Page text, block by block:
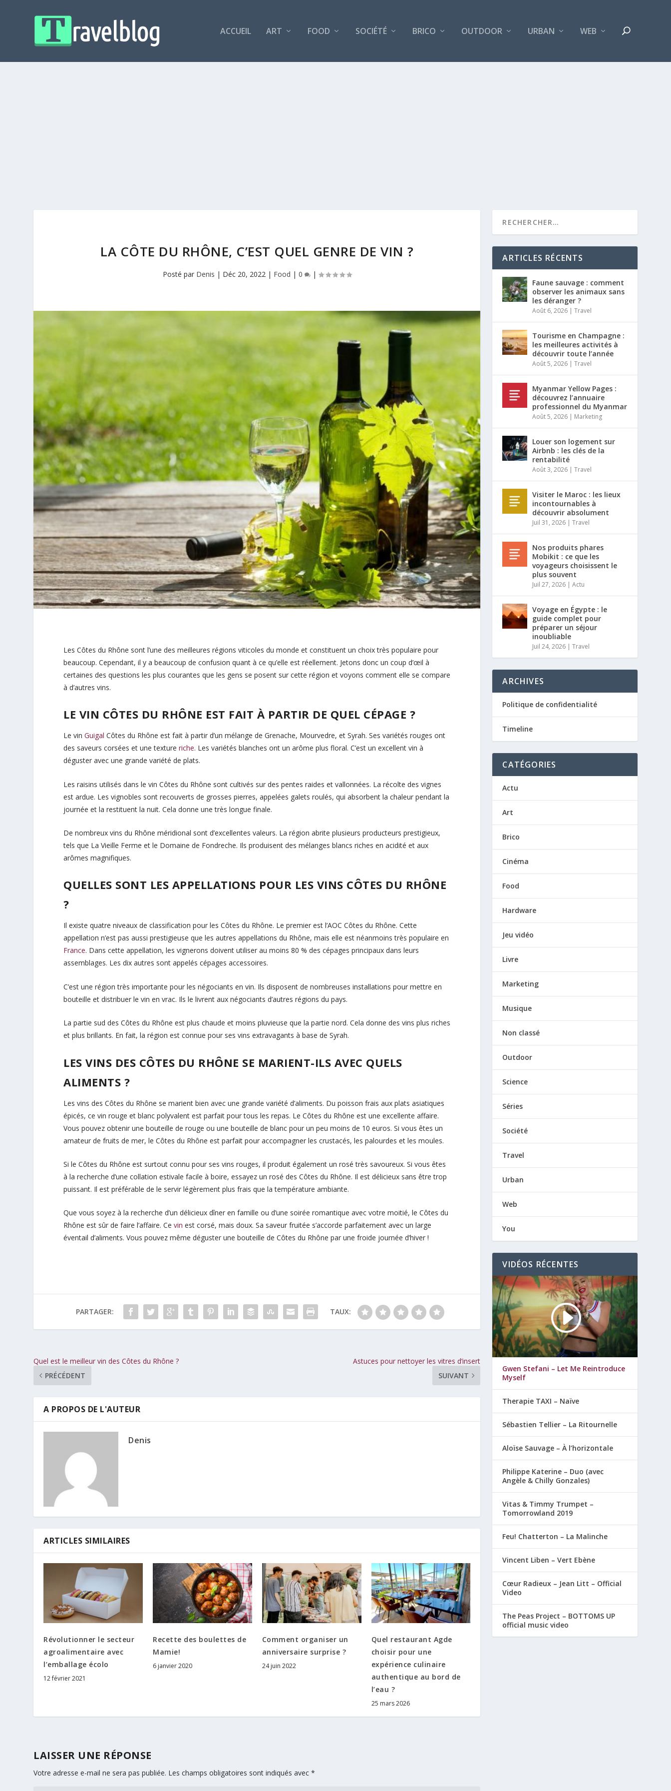
ACCUEIL ART FOOD SOCIÉTÉ BRICO OUTDOOR URBAN WEB
LA CÔTE DU RHÔNE, C’EST QUEL GENRE DE VIN ?
Posté par Denis | Déc 20, 2022| Food | 0 |
Les Côtes du Rhône sont l’une des meilleures régions viticoles du monde et constituent un choix très populaire pour
beaucoup. Cependant, il y a beaucoup de confusion quant à ce qu’elle est réellement. Jetons donc un coup d’œil à
certaines des questions les plus courantes que les gens se posent sur cette région et voyons comment elle se compare
à d’autres vins.
LE VIN CÔTES DU RHÔNE EST FAIT À PARTIR DE QUEL CÉPAGE ?
Le vinGuigal Côtes du Rhône est fait à partir d’un mélange de Grenache, Mourvedre, et Syrah. Ses variétés rouges ont
des saveurs corsées et une textureriche. Les variétés blanches ont un arôme plus floral. C’est un excellent vin à
déguster avec une grande variété de plats.
Les raisins utilisés dans le vin Côtes du Rhône sont cultivés sur des pentes raides et vallonnées. La récolte des vignes
est ardue. Les vignobles sont recouverts de grosses pierres, appelées galets roulés, qui absorbent la chaleur pendant la
journée et la restituent la nuit. Cela donne une très longue finale.
De nombreux vins du Rhône méridional sont d’excellentes valeurs. La région abrite plusieurs producteurs prestigieux,
tels que La Vieille Ferme et le Domaine de Fondreche. Ils produisent des mélanges blancs riches en acidité et aux
arômes magnifiques.
QUELLES SONT LES APPELLATIONS POUR LES VINS CÔTES DU RHÔNE
?
Il existe quatre niveaux de classification pour les Côtes du Rhône. Le premier est l’AOC Côtes du Rhône. Cette
appellation n’est pas aussi prestigieuse que les autres appellations du Rhône, mais elle est néanmoins très populaire en
France. Dans cette appellation, les vignerons doivent utiliser au moins 80 % des cépages principaux dans leurs
assemblages. Les dix autres sont appelés cépages accessoires.
C’est une région très importante pour les négociants en vin. Ils disposent de nombreuses installations pour mettre en
bouteille et distribuer le vin en vrac. Ils le livrent aux négociants d’autres régions du pays.
La partie sud des Côtes du Rhône est plus chaude et moins pluvieuse que la partie nord. Cela donne des vins plus riches
et plus brillants. En fait, la région est connue pour ses vins extravagants à base de Syrah.
LES VINS DES CÔTES DU RHÔNE SE MARIENT-ILS AVEC QUELS
ALIMENTS ?
Les vins des Côtes du Rhône se marient bien avec une grande variété d’aliments. Du poisson frais aux plats asiatiques
épicés, ce vin rouge et blanc polyvalent est parfait pour tous les repas. Le Côtes du Rhône est une excellente affaire.
Vous pouvez obtenir une bouteille de rouge ou une bouteille de blanc pour un peu moins de 10 euros. Si vous êtes un
amateur de fruits de mer, le Côtes du Rhône est parfait pour accompagner les crustacés, les palourdes et les moules.
Si le Côtes du Rhône est surtout connu pour ses vins rouges, il produit également un rosé très savoureux. Si vous êtes
à la recherche d’une collation estivale facile à boire, essayez un rosé des Côtes du Rhône. Il est délicieux sans être trop
puissant. Il est préférable de le servir légèrement plus frais que la température ambiante.
Que vous soyez à la recherche d’un délicieux dîner en famille ou d’une soirée romantique avec votre moitié, le Côtes du
Rhône est sûr de faire l’affaire. Cevin est corsé, mais doux. Sa saveur fruitée s’accorde parfaitement avec un large
éventail d’aliments. Vous pouvez même déguster une bouteille de Côtes du Rhône par une froide journée d’hiver !
PARTAGER: TAUX:
Quel est le meilleur vin des Côtes du Rhône ?
PRÉCÉDENT
Astuces pour nettoyer les vitres d’insert
SUIVANT
A PROPOS DE L'AUTEUR
Denis
ARTICLES SIMILAIRES
Révolutionner le secteur
agroalimentaire avec
l’emballage écolo
12 février 2021
Recette des boulettes de
Mamie!
6 janvier 2020
Comment organiser un
anniversaire surprise ?
24 juin 2022
Quel restaurant Agde
choisir pour une
expérience culinaire
authentique au bord de
l’eau ?
25 mars 2026
LAISSER UNE RÉPONSE
Votre adresse e-mail ne sera pas publiée. Les champs obligatoires sont indiqués avec*
ARTICLES RÉCENTS
Faune sauvage : comment
observer les animaux sans
les déranger ?
Août 6, 2026 |Travel
Tourisme en Champagne :
les meilleures activités à
découvrir toute l’année
Août 5, 2026 |Travel
Myanmar Yellow Pages :
découvrez l’annuaire
professionnel du Myanmar
Août 5, 2026 | Marketing
Louer son logement sur
Airbnb : les clés de la
rentabilité
Août 3, 2026 |Travel
Visiter le Maroc : les lieux
incontournables à
découvrir absolument
Juil 31, 2026 |Travel
Nos produits phares
Mobikit : ce que les
voyageurs choisissent le
plus souvent
Juil 27, 2026 |Actu
Voyage en Égypte : le
guide complet pour
préparer un séjour
inoubliable
Juil 24, 2026 |Travel
ARCHIVES
Politique de confidentialité
Timeline
CATÉGORIES
Actu
Art
Brico
Cinéma
Food
Hardware
Jeu vidéo
Livre
Marketing
Musique
Non classé
Outdoor
Science
Séries
Société
Travel
Urban
Web
You
VIDÉOS RÉCENTES
Gwen Stefani – Let Me Reintroduce
Myself
Therapie TAXI – Naïve
Sébastien Tellier – La Ritournelle
Aloïse Sauvage – À l’horizontale
Philippe Katerine – Duo (avec
Angèle & Chilly Gonzales)
Vitas & Timmy Trumpet –
Tomorrowland 2019
Feu! Chatterton – La Malinche
Vincent Liben – Vert Ebène
Cœur Radieux – Jean Litt – Official
Video
The Peas Project – BOTTOMS UP
official music video